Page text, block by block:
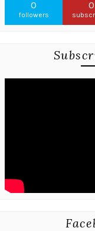
0
followers
0